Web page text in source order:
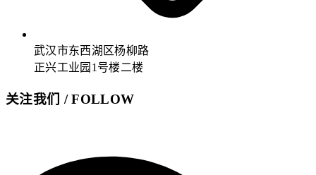
武汉市东西湖区杨柳路
正兴工业园1号楼二楼
关注我们 / FOLLOW